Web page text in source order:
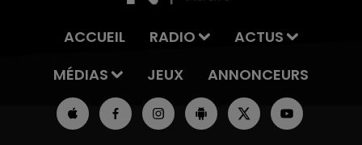
ACCUEIL RADIO
ACTUS
MÉDIAS
JEUX ANNONCEURS